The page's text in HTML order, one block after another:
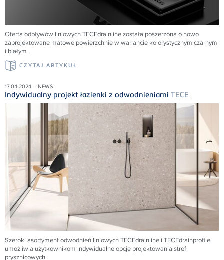
Oferta odpływów liniowychTECEdrainline została poszerzona o nowo
zaprojektowane matowe powierzchnie w wariancie kolorystycznym czarnym
i białym .
CZYTAJ ARTYKUŁ
17.04.2024 – NEWS
Indywidualny projekt łazienki z odwodnieniami TECE
Szeroki asortyment odwodnień liniowychTECEdrainline i TECEdrainprofile
umożliwia użytkownikom indywidualne opcje projektowania stref
prysznicowych.